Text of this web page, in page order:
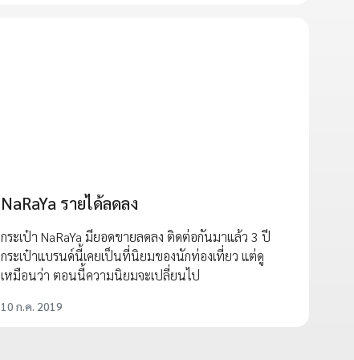
NaRaYa รายได้ลดลง
กระเป๋า NaRaYa มียอดขายลดลง ติดต่อกันมาแล้ว 3 ปี
กระเป๋าแบรนด์นี้เคยเป็นที่นิยมของนักท่องเที่ยว แต่ดู
เหมือนว่า ตอนนี้ความนิยมจะเปลี่ยนไป
10 ก.ค. 2019